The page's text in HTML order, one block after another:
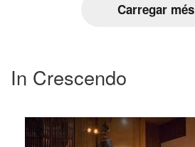
Carregar més
In Crescendo